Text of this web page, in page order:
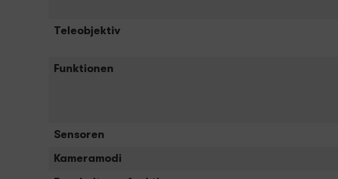
Teleobjektiv
Funktionen
Sensoren
Kameramodi